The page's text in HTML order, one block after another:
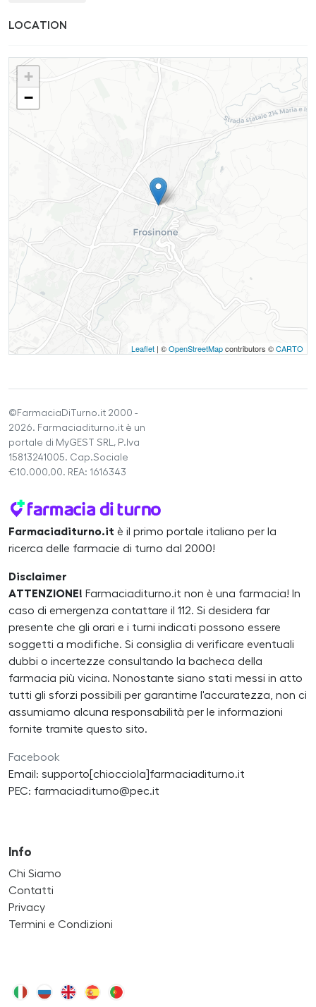
LOCATION
+
−
Leaflet | ©OpenStreetMapcontributors ©CARTO
©FarmaciaDiTurno.it 2000 -
2026. Farmaciaditurno.it è un
portale di MyGEST SRL, P.Iva
15813241005. Cap.Sociale
€10.000,00. REA: 1616343
Farmaciaditurno.it è il primo portale italiano per la
ricerca delle farmacie di turno dal 2000!
Disclaimer
ATTENZIONE! Farmaciaditurno.it non è una farmacia! In
caso di emergenza contattare il 112. Si desidera far
presente che gli orari e i turni indicati possono essere
soggetti a modifiche. Si consiglia di verificare eventuali
dubbi o incertezze consultando la bacheca della
farmacia più vicina. Nonostante siano stati messi in atto
tutti gli sforzi possibili per garantirne l'accuratezza, non ci
assumiamo alcuna responsabilità per le informazioni
fornite tramite questo sito.
Facebook
Email: supporto[chiocciola]farmaciaditurno.it
PEC: farmaciaditurno@pec.it
Info
Chi Siamo
Contatti
Privacy
Termini e Condizioni